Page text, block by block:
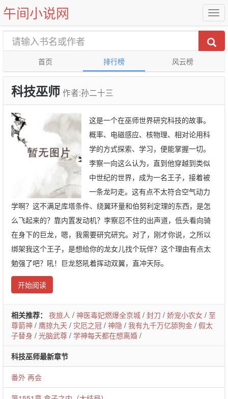
午间小说网
首页 排行榜 风云榜
科技巫师 作者:孙二十三
这是一个在巫师世界研究科技的故事。
概率、电磁感应、核物理、相对论用科
学的方式探索、学习，便能掌握一切。
李察一向这么认为，直到他穿越到类似
中世纪的世界，成为一名王子，接着被
一条龙叼走。这有点不太符合空气动力
学啊？这不满足库塔条件、绕翼环量和伯努利定理的东西，是怎
么飞起来的？靠内置发动机？李察忍不住的出声道，低头看向骑
在身下的巨龙，嗯，我需要研究研究。对了，刚才你说，之所以
绑架我这个王子，是想给你的龙女儿找个玩伴？这个理由有点太
勉强了吧？吼！巨龙怒吼着挥动双翼，直冲天际。
开始阅读
相关推荐： 夜旅人 / 神医毒妃燃爆全京城 / 封刀 / 娇宠小农女 / 至
尊箭神 / 鹰掠九天 / 灾厄之冠 / 神隐 / 我有九千万亿舔狗金 / 假太
子替身 / 光脑武尊 / 学神每天都在想离婚 /
科技巫师最新章节
番外 再会